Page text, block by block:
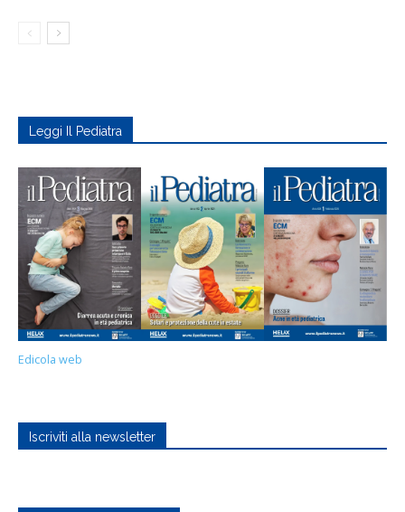
Leggi Il Pediatra
Edicola web
Iscriviti alla newsletter